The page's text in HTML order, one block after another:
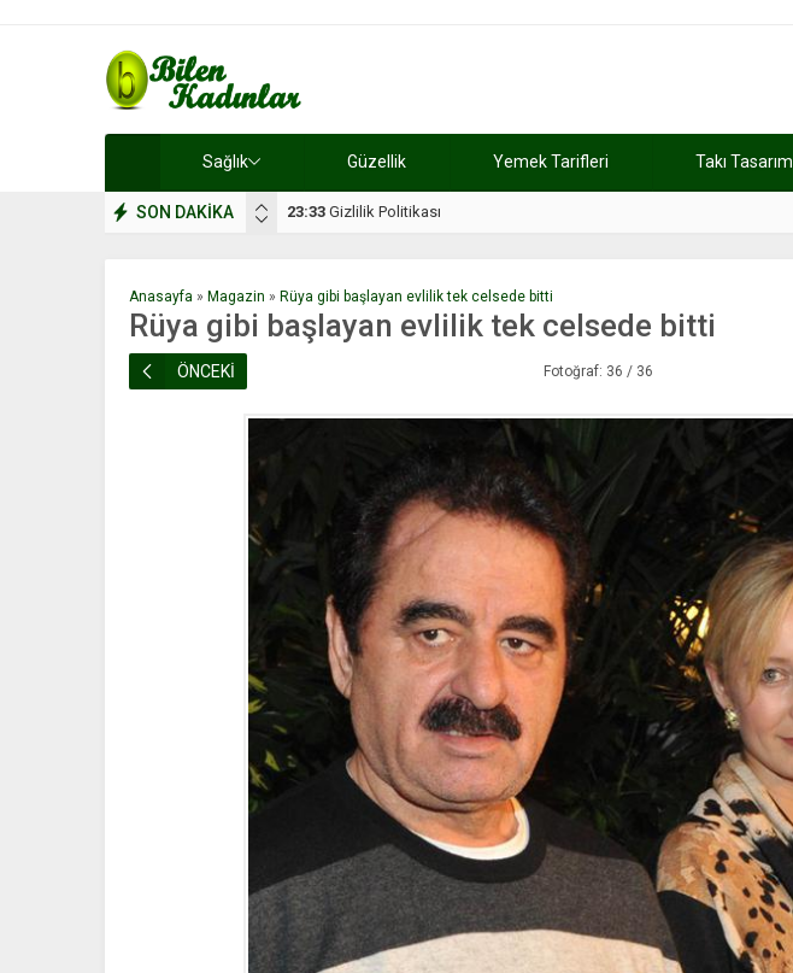
Sağlık Güzellik Yemek Tarifleri Takı Tasarım
SON DAKİKA 17:08 Dilan, düğününe 5 gün kala hayatını kaybetti
Anasayfa » Magazin » Rüya gibi başlayan evlilik tek celsede bitti
Rüya gibi başlayan evlilik tek celsede bitti
ÖNCEKİ Fotoğraf: 36 / 36